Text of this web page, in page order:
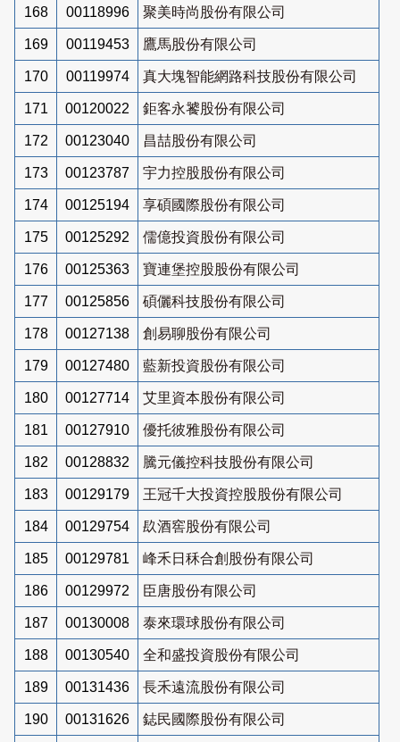
168 00118996 聚美時尚股份有限公司
169 00119453 鷹馬股份有限公司
170 00119974 真大塊智能網路科技股份有限公司
171 00120022 鉅客永饕股份有限公司
172 00123040 昌喆股份有限公司
173 00123787 宇力控股股份有限公司
174 00125194 享碩國際股份有限公司
175 00125292 儒億投資股份有限公司
176 00125363 寶連堡控股股份有限公司
177 00125856 碩儷科技股份有限公司
178 00127138 創易聊股份有限公司
179 00127480 藍新投資股份有限公司
180 00127714 艾里資本股份有限公司
181 00127910 優托彼雅股份有限公司
182 00128832 騰元儀控科技股份有限公司
183 00129179 王冠千大投資控股股份有限公司
184 00129754 镹酒窖股份有限公司
185 00129781 峰禾日秝合創股份有限公司
186 00129972 臣唐股份有限公司
187 00130008 泰來環球股份有限公司
188 00130540 全和盛投資股份有限公司
189 00131436 長禾遠流股份有限公司
190 00131626 鋕民國際股份有限公司